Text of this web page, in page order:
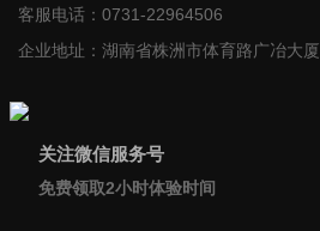
客服电话： 0731-22964506
企业地址： 湖南省株洲市体育路广冶大厦
关注微信服务号
免费领取2小时体验时间